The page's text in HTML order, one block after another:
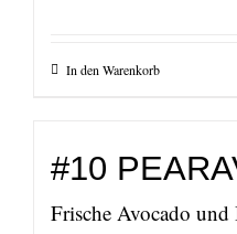
In den Warenkorb
#10
Frische Avocado